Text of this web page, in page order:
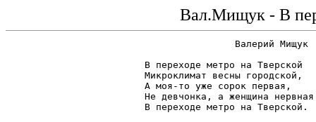
Вал.Мищук - В
В переходе метро на Тверской
Микроклимат весны городской,
А моя-то уже сорок первая,
Не девчонка, а женщина нервная
В переходе метро на Тверской.